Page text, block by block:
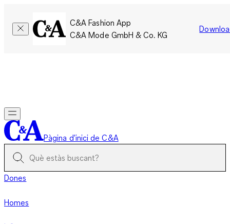
C&A Fashion App
C&A Mode GmbH & Co. KG
Pàgina d'inici de C&A
Dones
Homes